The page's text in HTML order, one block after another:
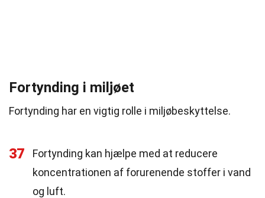
Fortynding i miljøet
Fortynding har en vigtig rolle i miljøbeskyttelse.
37
Fortynding kan hjælpe med at reducere
koncentrationen af forurenende stoffer i vand
og luft.